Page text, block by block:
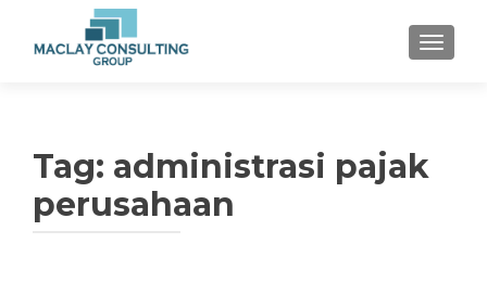
Tag: administrasi pajak
perusahaan